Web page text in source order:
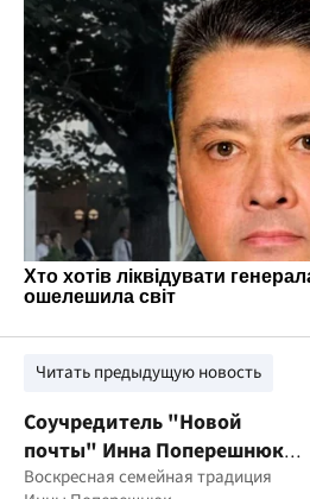
Читать предыдущую новость
Соучредитель "Новой
почты" Инна Поперешнюк
поделилась своей
Воскресная семейная традиция